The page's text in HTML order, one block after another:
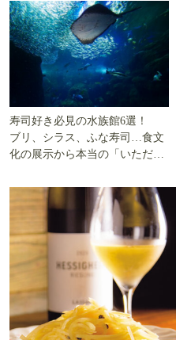
寿司好き必見の水族館6選！
ブリ、シラス、ふな寿司…食文
化の展示から本当の「いただき